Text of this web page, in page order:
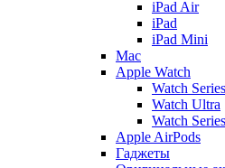
iPad Air
iPad
iPad Mini
Mac
Apple Watch
Watch Series
Watch Ultra
Watch
Apple AirPods
Гаджеты